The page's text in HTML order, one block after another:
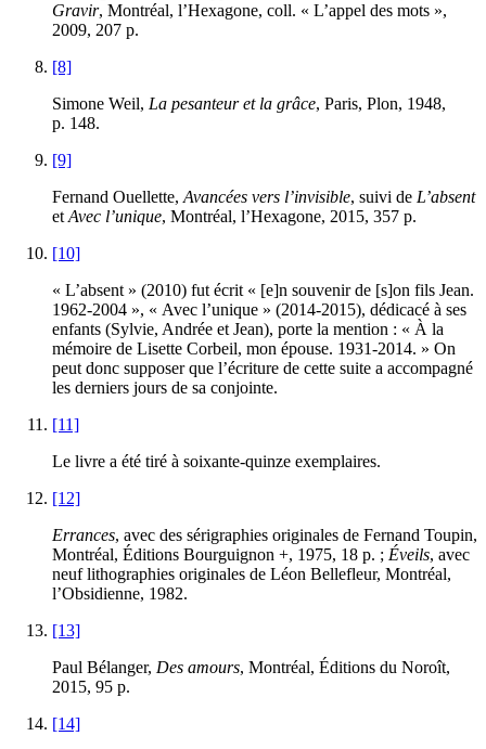
Gravir, Montréal, l’Hexagone, coll. « L’appel des mots »,
2009, 207 p.
[8]
Simone Weil, La pesanteur et la grâce, Paris, Plon, 1948,
p. 148.
[9]
Fernand Ouellette, Avancées vers l’invisible, suivi de L’absent
et Avec l’unique, Montréal, l’Hexagone, 2015, 357 p.
[10]
« L’absent » (2010) fut écrit « [e]n souvenir de [s]on fils Jean.
1962-2004 », « Avec l’unique » (2014-2015), dédicacé à ses
enfants (Sylvie, Andrée et Jean), porte la mention : « À la
mémoire de Lisette Corbeil, mon épouse. 1931-2014. » On
peut donc supposer que l’écriture de cette suite a accompagné
les derniers jours de sa conjointe.
[11]
Le livre a été tiré à soixante-quinze exemplaires.
[12]
Errances, avec des sérigraphies originales de Fernand Toupin,
Montréal, Éditions Bourguignon +, 1975, 18 p. ; Éveils, avec
neuf lithographies originales de Léon Bellefleur, Montréal,
l’Obsidienne, 1982.
[13]
Paul Bélanger, Des amours, Montréal, Éditions du Noroît,
2015, 95 p.
[14]